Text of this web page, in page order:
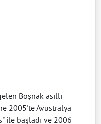
Boşnak asıllı
2005'te Avustralya
ile başladı ve 2006